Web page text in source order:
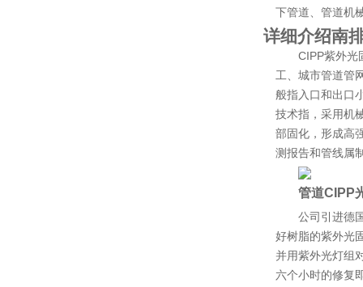
下管道、管道机
详细介绍南
CIPP紫外光
工、城市管道管
般指入口和出口
技术指，采用机
部固化，形成高
测报告和管线属
管道CIPP
公司引进德
好树脂的紫外光
并用紫外光灯组
六个小时的修复